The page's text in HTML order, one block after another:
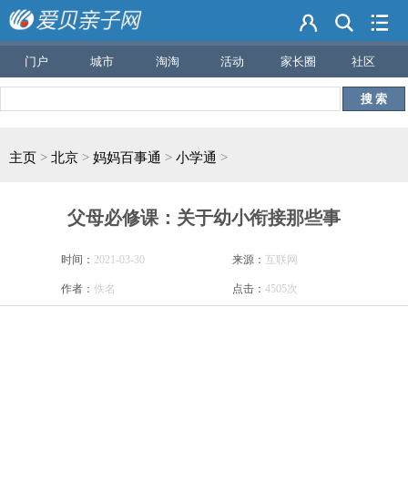
门户 城市 淘淘 活动 家长圈 社区
搜 索
主页 > 北京 > 妈妈百事通 > 小学通 >
父母必修课：关于幼小衔接那些事
时间： 2021-03-30 来源：互联网
作者：佚名 点击：4505次